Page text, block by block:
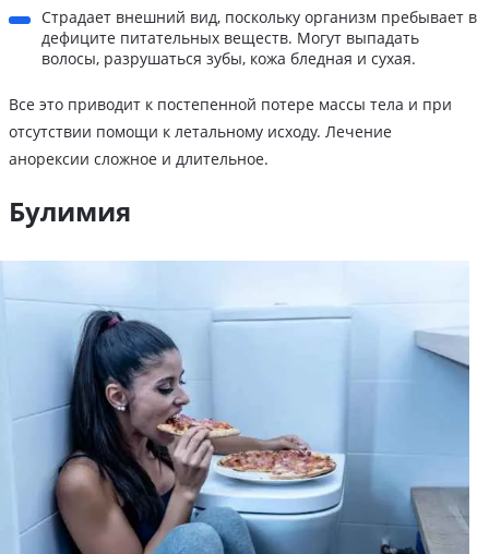
Страдает внешний вид, поскольку организм пребывает в
дефиците питательных веществ. Могут выпадать
волосы, разрушаться зубы, кожа бледная и сухая.
Все это приводит к постепенной потере массы тела и при
отсутствии помощи к летальному исходу. Лечение
анорексии сложное и длительное.
Булимия